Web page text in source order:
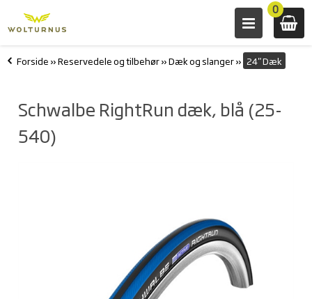
0
Forside »Reservedele og tilbehør»Dæk og slanger» 24" Dæk
Schwalbe RightRun dæk, blå (25-
540)